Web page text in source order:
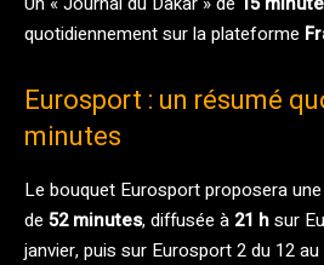
quotidiennement sur la plateforme
Eurosport : un résumé
minutes
Le bouquet Eurosport proposera
de 52 minutes, diffusée à 21 hsur
janvier, puis sur Eurosport 2 du 12 au